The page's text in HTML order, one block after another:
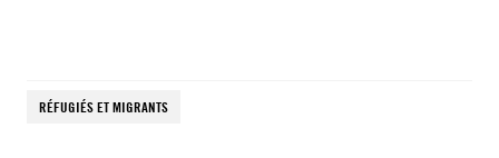
RÉFUGIÉS ET MIGRANTS